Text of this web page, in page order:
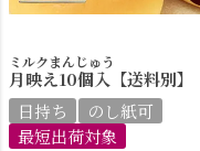
ミルクまんじゅう
月映え10個入【送料別】
日持ち
のし紙可
最短出荷対象